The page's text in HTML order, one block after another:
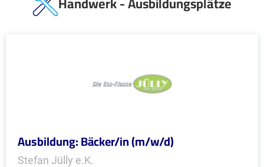
Ausbildung: Bäcker/in (m/w/d)
Stefan Jülly e.K.